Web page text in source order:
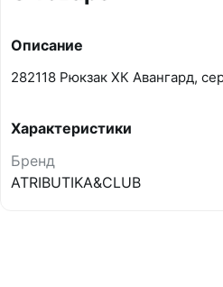
Описание
282118 Рюкзак ХК Авангард,
Характеристики
Бренд
ATRIBUTIKA&CLUB